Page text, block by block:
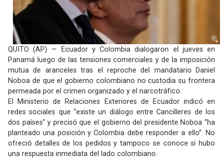
QUITO (AP) — Ecuador y Colombia dialogaron el jueves en
Panamá luego de las tensiones comerciales y de la imposición
mutua de aranceles tras el reproche del mandatario Daniel
Noboa de que el gobierno colombiano no custodia su frontera
permeada por el crimen organizado y el narcotráfico.
El Ministerio de Relaciones Exteriores de Ecuador indicó en
redes sociales que “existe un diálogo entre Cancilleres de los
dos países” y precisó que el gobierno del presidente Noboa “ha
planteado una posición y Colombia debe responder a ello”. No
ofreció detalles de los pedidos y tampoco se conoce si hubo
una respuesta inmediata del lado colombiano.